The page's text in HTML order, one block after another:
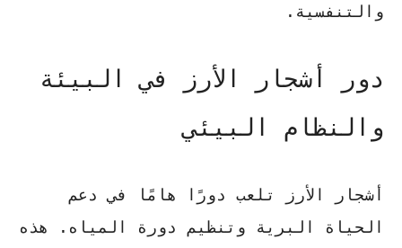
والتنفسية.
دور أشجار الأرز في البيئة
والنظام البيئي
أشجار الأرز تلعب دورًا هامًا في دعم
الحياة البرية وتنظيم دورة المياه. هذه